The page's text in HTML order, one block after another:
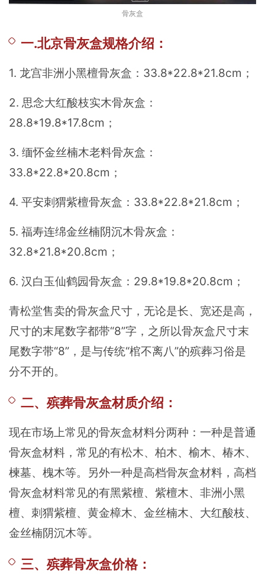
骨灰盒
一.北京骨灰盒规格介绍：
1. 龙宫非洲小黑檀骨灰盒：33.8*22.8*21.8cm；
2. 思念大红酸枝实木骨灰盒：
28.8*19.8*17.8cm；
3. 缅怀金丝楠木老料骨灰盒：
33.8*22.8*20.8cm；
4. 平安刺猬紫檀骨灰盒：33.8*22.8*21.8cm；
5. 福寿连绵金丝楠阴沉木骨灰盒：
32.8*21.8*20.8cm；
6. 汉白玉仙鹤园骨灰盒：29.8*19.8*20.8cm；
青松堂售卖的骨灰盒尺寸，无论是长、宽还是高，
尺寸的末尾数字都带“8”字，之所以骨灰盒尺寸末
尾数字带“8”，是与传统“棺不离八”的殡葬习俗是
分不开的。
二、殡葬骨灰盒材质介绍：
现在市场上常见的骨灰盒材料分两种：一种是普通
骨灰盒材料，常见的有松木、柏木、榆木、椿木、
楝墓、槐木等。另外一种是高档骨灰盒材料，高档
骨灰盒材料常见的有黑紫檀、紫檀木、非洲小黑
檀、刺猬紫檀、黄金樟木、金丝楠木、大红酸枝、
金丝楠阴沉木等。
三、殡葬骨灰盒价格：